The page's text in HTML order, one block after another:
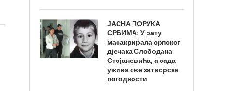
ЈАСНА ПОРУКА
СРБИМА: У рату
масакрирала српског
дјечака Слободана
Стојановића, а сада
ужива све затворске
погодности